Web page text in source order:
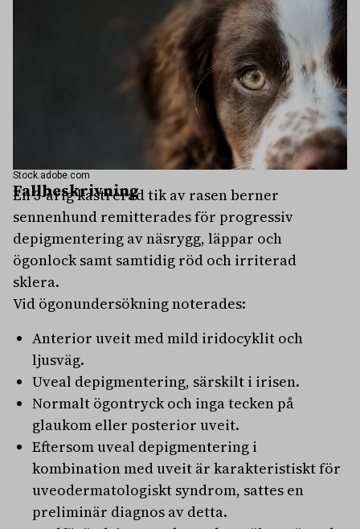
Stock.adobe.com
Fallbeskrivning
En 3-årig kastrerad tik av rasen berner
sennenhund remitterades för progressiv
depigmentering av näsrygg, läppar och
ögonlock samt samtidig röd och irriterad
sklera.
Vid ögonundersökning noterades:
Anterior uveit med mild iridocyklit och
ljusväg.
Uveal depigmentering, särskilt i irisen.
Normalt ögontryck och inga tecken på
glaukom eller posterior uveit.
Eftersom uveal depigmentering i
kombination med uveit är karakteristiskt för
uveodermatologiskt syndrom, sattes en
preliminär diagnos av detta.